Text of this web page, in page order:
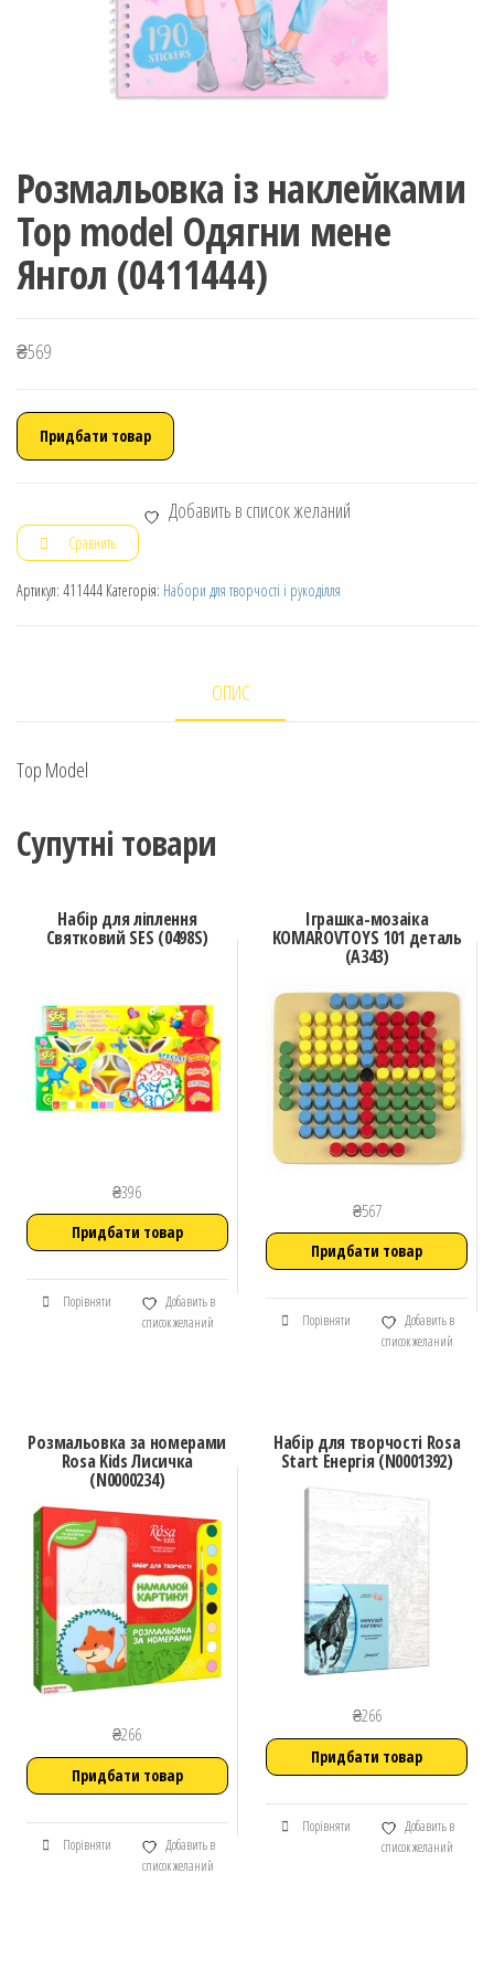
Розмальовка із наклейками
Top model Одягни мене
Янгол (0411444)
₴569
Придбати товар
Добавить в список желаний
Сравнить
Артикул: 411444 Категорія: Набори для творчості і рукоділля
ОПИС
Top Model
Супутні товари
Набір для ліплення
Святковий SES (0498S)
₴396
Придбати товар
Порівняти
Добавить в
список желаний
Іграшка-мозаіка
KOMAROVTOYS 101 деталь
(А343)
₴567
Придбати товар
Порівняти
Добавить в
список желаний
Розмальовка за номерами
Rosa Kids Лисичка
(N0000234)
₴266
Придбати товар
Порівняти
Добавить в
список желаний
Набір для творчості Rosa
Start Енергія (N0001392)
₴266
Придбати товар
Порівняти
Добавить в
список желаний